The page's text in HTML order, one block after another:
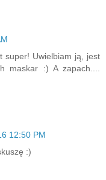
super! Uwielbiam ją, jest
maskar :) A zapach....
12:50 PM
:)